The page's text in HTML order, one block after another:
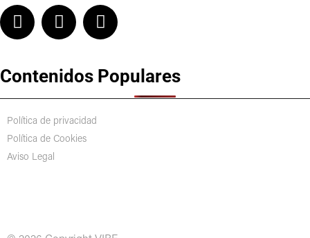
Contenidos Populares
Política de privacidad
Política de Cookies
Aviso Legal